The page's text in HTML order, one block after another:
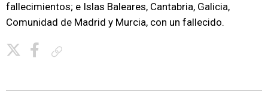
fallecimientos; e Islas Baleares, Cantabria, Galicia,
Comunidad de Madrid y Murcia, con un fallecido.